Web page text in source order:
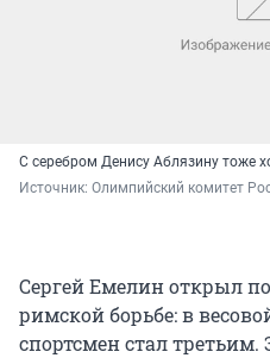
С серебром Денису Аблязину тоже
Источник: Олимпийский комитет
Сергей Емелин открыл
римской борьбе: в
спортсмен стал третьим.